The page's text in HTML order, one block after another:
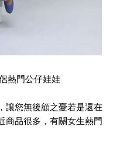
熱門公仔娃娃
讓您無後顧之憂若是還在
商品很多，有關女生熱門